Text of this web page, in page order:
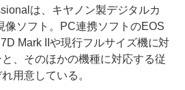
は、キヤノン製デジタルカ
像ソフト。PC連携ソフトのEOS
Mark IIや現行フルサイズ機に対
、そのほかの機種に対応する従
用意している。